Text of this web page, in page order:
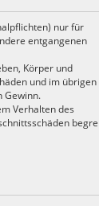
nur für
entgangenen
Körper und
und im
Gewinn.
Verhalten des